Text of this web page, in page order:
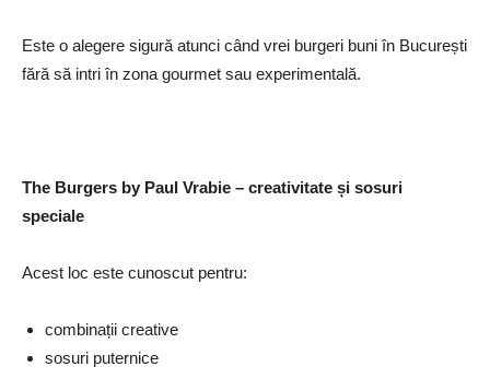
Este o alegere sigură atunci când vrei burgeri buni în București
fără să intri în zona gourmet sau experimentală.
The Burgers by Paul Vrabie – creativitate și sosuri
speciale
Acest loc este cunoscut pentru:
combinații creative
sosuri puternice